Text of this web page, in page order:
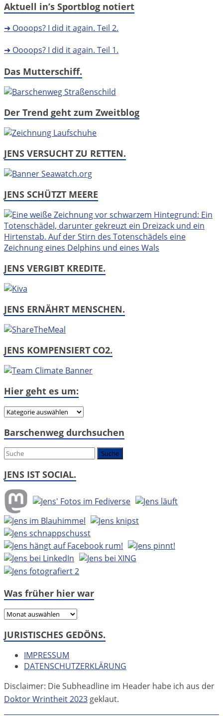
Aktuell in’s Sportblog notiert
➜ Oooops? I did it again. Teil 2.
➜ Oooops? I did it again. Teil 1.
Das Mutterschiff.
Der Trend geht zum Zweitblog
JENS VERSUCHT ZU RETTEN.
JENS SCHÜTZT MEERE
JENS VERGIBT KREDITE.
JENS ERNÄHRT MENSCHEN.
JENS KOMPENSIERT CO2.
Hier geht es um:
Hier
es
Barschenweg durchsuchen
JENS IST SOCIAL.
Was früher hier war
Was
hier
JURISTISCHES GEDÖNS.
IMPRESSUM
DATENSCHUTZERKLÄRUNG
Disclaimer: Die Subheadline im Header habe ich aus der
Doktor Wrintheit 2023 geklaut.